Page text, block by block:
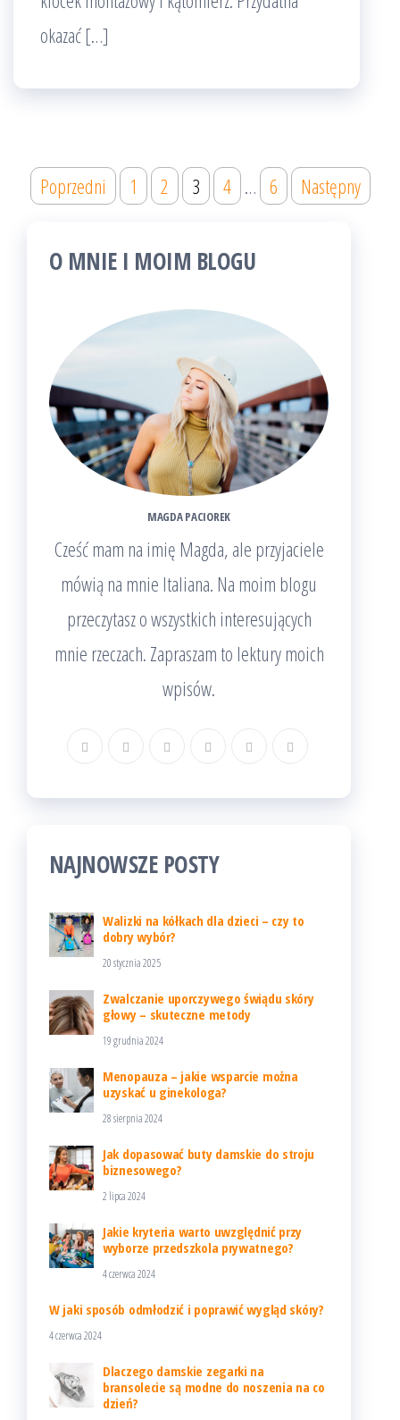
okazać […]
Stronicowanie
wpisów
Poprzedni 1 2 3 4 … 6 Następny
O MNIE I MOIM BLOGU
MAGDA PACIOREK
Cześć mam na imię Magda, ale przyjaciele
mówią na mnie Italiana. Na moim blogu
przeczytasz o wszystkich interesujących
mnie rzeczach. Zapraszam to lektury moich
wpisów.
NAJNOWSZE POSTY
Walizki na kółkach dla dzieci – czy to
dobry wybór?
20 stycznia 2025
Zwalczanie uporczywego świądu skóry
głowy – skuteczne metody
19 grudnia 2024
Menopauza – jakie wsparcie można
uzyskać u ginekologa?
28 sierpnia 2024
Jak dopasować buty damskie do stroju
biznesowego?
2 lipca 2024
Jakie kryteria warto uwzględnić przy
wyborze przedszkola prywatnego?
4 czerwca 2024
W jaki sposób odmłodzić i poprawić wygląd skóry?
4 czerwca 2024
Dlaczego damskie zegarki na
bransolecie są modne do noszenia na co
dzień?